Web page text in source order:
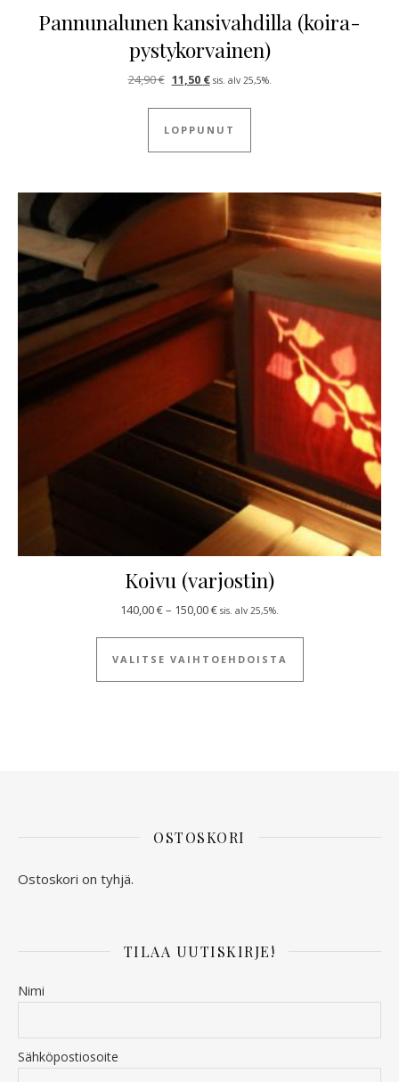
Pannunalunen kansivahdilla (koira-
pystykorvainen)
24,90€ Alkuperäinen hinta oli: 24,90 €.
11,50 €Nykyinen hinta on: 11,50 €.
sis. alv 25,5%.
LOPPUNUT
Koivu (varjostin)
140,00€– 150,00€Hintaluokka: 140,00 € - 150,00 €
sis. alv 25,5%.
VALITSE VAIHTOEHDOISTA
Tällä tuotteella
OSTOSKORI
Ostoskori on tyhjä.
TILAA UUTISKIRJE!
Nimi
Sähköpostiosoite